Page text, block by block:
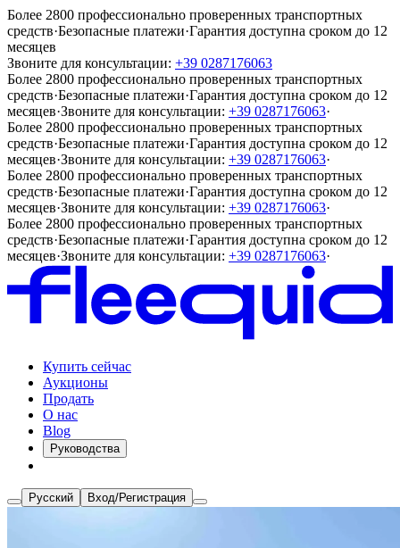
Более 2800 профессионально проверенных транспортных
средств·Безопасные платежи·Гарантия доступна сроком до 12
месяцев
Звоните для консультации: +39 0287176063
Более 2800 профессионально проверенных транспортных
средств·Безопасные платежи·Гарантия доступна сроком до 12
месяцев·Звоните для консультации: +39 0287176063·
Более 2800 профессионально проверенных транспортных
средств·Безопасные платежи·Гарантия доступна сроком до 12
месяцев·Звоните для консультации: +39 0287176063·
Более 2800 профессионально проверенных транспортных
средств·Безопасные платежи·Гарантия доступна сроком до 12
месяцев·Звоните для консультации: +39 0287176063·
Более 2800 профессионально проверенных транспортных
средств·Безопасные платежи·Гарантия доступна сроком до 12
месяцев·Звоните для консультации: +39 0287176063·
Купить сейчас
Аукционы
Продать
О нас
Blog
Руководства
Русский Вход/Регистрация